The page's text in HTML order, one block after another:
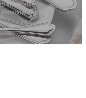
Inoxidable,